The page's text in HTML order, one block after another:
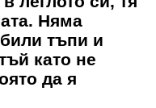
Няма
тъпи и
като не
да я